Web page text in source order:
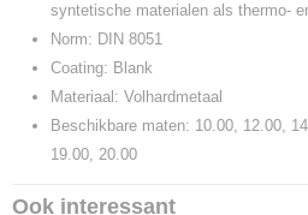
syntetische materialen als thermo-
Norm: DIN 8051
Coating: Blank
Materiaal: Volhardmetaal
Beschikbare maten: 10.00, 12.00,
19.00, 20.00
Ook interessant